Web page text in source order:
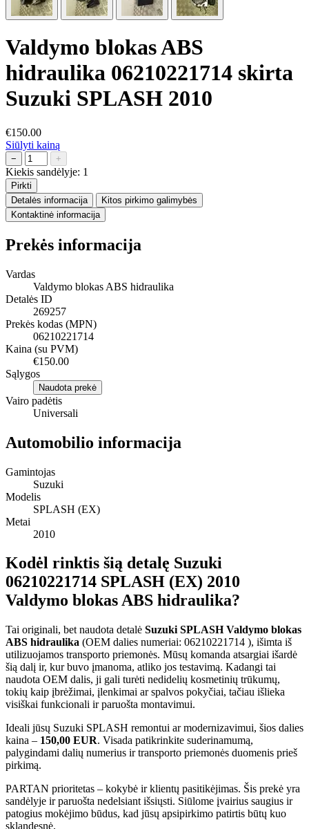
Valdymo blokas ABS
hidraulika 06210221714 skirta
Suzuki SPLASH 2010
€150.00
Siūlyti kainą
− +
Kiekis sandėlyje: 1
Pirkti
Detalės informacija
Kitos pirkimo galimybės
Kontaktinė informacija
Prekės informacija
Vardas
Valdymo blokas ABS hidraulika
Detalės ID
269257
Prekės kodas (MPN)
06210221714
Kaina (su PVM)
€150.00
Sąlygos
Naudota prekė
Vairo padėtis
Universali
Automobilio informacija
Gamintojas
Suzuki
Modelis
SPLASH (EX)
Metai
2010
Kodėl rinktis šią detalę Suzuki
06210221714 SPLASH (EX) 2010
Valdymo blokas ABS hidraulika?
Tai originali, bet naudota detalė Suzuki SPLASH Valdymo blokas
ABS hidraulika (OEM dalies numeriai: 06210221714 ), išimta iš
utilizuojamos transporto priemonės. Mūsų komanda atsargiai išardė
šią dalį ir, kur buvo įmanoma, atliko jos testavimą. Kadangi tai
naudota OEM dalis, ji gali turėti nedidelių kosmetinių trūkumų,
tokių kaip įbrėžimai, įlenkimai ar spalvos pokyčiai, tačiau išlieka
visiškai funkcionali ir paruošta montavimui.
Ideali jūsų Suzuki SPLASH remontui ar modernizavimui, šios dalies
kaina – 150,00 EUR. Visada patikrinkite suderinamumą,
palygindami dalių numerius ir transporto priemonės duomenis prieš
pirkimą.
PARTAN prioritetas – kokybė ir klientų pasitikėjimas. Šis prekė yra
sandėlyje ir paruošta nedelsiant išsiųsti. Siūlome įvairius saugius ir
patogius mokėjimo būdus, kad jūsų apsipirkimo patirtis būtų kuo
sklandesnė.